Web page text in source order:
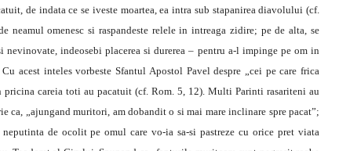
de indata ce se iveste moartea, ea intra sub stapanirea diavolului (cf.
neamul omenesc si raspandeste relele in intreaga zidire; pe de alta, se
indeosebi placerea si durerea – pentru a-l impinge pe om in
acest inteles vorbeste Sfantul Apostol Pavel despre „cei pe care frica
careia toti au pacatuit (cf. Rom. 5, 12). Multi Parinti rasariteni au
ca, „ajungand muritori, am dobandit o si mai mare inclinare spre pacat”;
de ocolit pe omul care vo-ia sa-si pastreze cu orice pret viata